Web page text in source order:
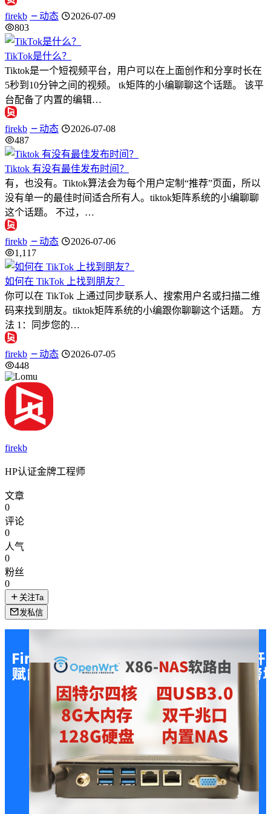
firekb 动态
2026-07-09
803
TikTok是什么？
Tiktok是一个短视频平台，用户可以在上面创作和分享时长在
5秒到10分钟之间的视频。 tk矩阵的小编聊聊这个话题。 该平
台配备了内置的编辑…
firekb 动态
2026-07-08
487
Tiktok 有没有最佳发布时间？
有，也没有。Tiktok算法会为每个用户定制“推荐”页面，所以
没有单一的最佳时间适合所有人。tiktok矩阵系统的小编聊聊
这个话题。 不过，…
firekb 动态
2026-07-06
1,117
如何在 TikTok 上找到朋友？
你可以在 TikTok 上通过同步联系人、搜索用户名或扫描二维
码来找到朋友。tiktok矩阵系统的小编跟你聊聊这个话题。 方
法 1：同步您的…
firekb 动态
2026-07-05
448
firekb
HP认证金牌工程师
文章
0
评论
0
人气
0
粉丝
0
关注Ta
发私信